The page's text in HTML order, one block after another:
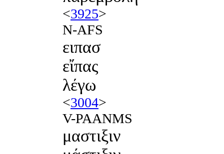
<3925>
N-AFS
ειπασ
εἴπας
λέγω
<3004>
V-PAANMS
μαστιξιν